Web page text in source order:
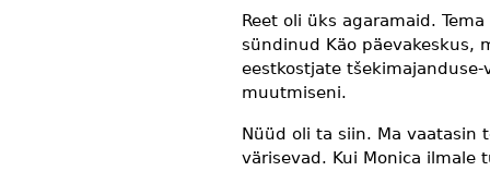
Reet oli üks agaramaid.
sündinud Käo päevakeskus,
eestkostjate
muutmiseni.
Nüüd oli ta siin. Ma vaatasin
värisevad. Kui Monica ilmale